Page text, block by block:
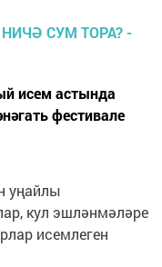
исем астында
фестивале
уңайлы
кул эшләнмәләре
исемлеген